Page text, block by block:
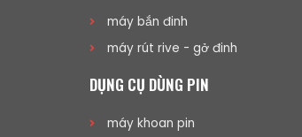
máy bắn đinh
máy rút rive - gở đinh
DỤNG CỤ DÙNG PIN
máy khoan pin